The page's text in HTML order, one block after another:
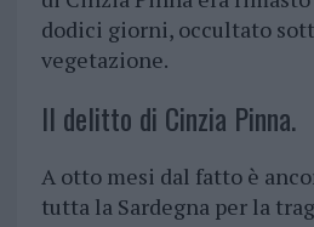
dodici giorni, occultato
vegetazione.
Il delitto di Cinzia Pinna.
A otto mesi dal fatto è
tutta la Sardegna per la